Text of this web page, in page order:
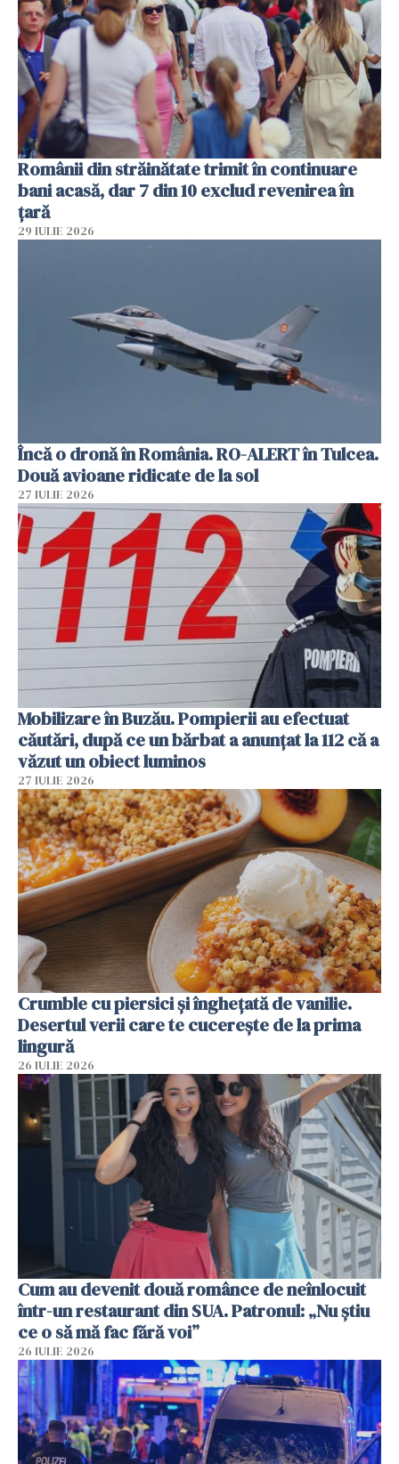
Românii din străinătate trimit în continuare
bani acasă, dar 7 din 10 exclud revenirea în
țară
29 IULIE 2026
Încă o dronă în România. RO-ALERT în Tulcea.
Două avioane ridicate de la sol
27 IULIE 2026
Mobilizare în Buzău. Pompierii au efectuat
căutări, după ce un bărbat a anunțat la 112 că a
văzut un obiect luminos
27 IULIE 2026
Crumble cu piersici și înghețată de vanilie.
Desertul verii care te cucerește de la prima
lingură
26 IULIE 2026
Cum au devenit două românce de neînlocuit
într-un restaurant din SUA. Patronul: „Nu știu
ce o să mă fac fără voi”
26 IULIE 2026